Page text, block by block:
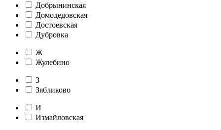
Добрынинская
Домодедовская
Достоевская
Дубровка
Ж
Жулебино
З
Зябликово
И
Измайловская